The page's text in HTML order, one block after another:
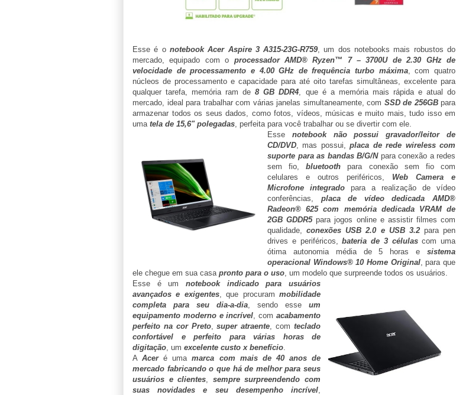
Esse é o notebook Acer Aspire 3 A315-23G-R759, um dos notebooks mais robustos do
mercado, equipado com o processador AMD® Ryzen™ 7 – 3700U de 2.30 GHz de
velocidade de processamento e 4.00 GHz de frequência turbo máxima, com quatro
núcleos de processamento e capacidade para até oito tarefas simultâneas, excelente para
qualquer tarefa, memória ram de8 GB DDR4, que é a memória mais rápida e atual do
mercado, ideal para trabalhar com várias janelas simultaneamente, com SSD de 256GBpara
armazenar todos os seus dados, como fotos, vídeos, músicas e muito mais, tudo isso em
uma tela de 15,6" polegadas, perfeita para você trabalhar ou se divertir com ele.
Esse notebook não possui gravador/leitor de
CD/DVD, mas possui,placa de rede wireless com
suporte para as bandas B/G/Npara conexão a redes
sem fio,bluetooth para conexão sem fio com
celulares e outros periféricos, Web Camera e
Microfone integrado para a realização de vídeo
conferências, placa de vídeo dedicada AMD®
Radeon® 625 com memória dedicada VRAM de
2GB GDDR5para jogos online e assistir filmes com
qualidade,conexões USB 2.0 e USB 3.2para pen
drives e periféricos,bateria de 3 célulascom uma
ótima autonomia média de 5 horas e sistema
operacional Windows® 10 Home Original, para que
ele chegue em sua casa pronto para o uso, um modelo que surpreende todos os usuários.
Esse é um notebook indicado para usuários
avançados e exigentes, que procurammobilidade
completa para seu dia-a-dia, sendo esse um
equipamento moderno e incrível, comacabamento
perfeito na cor Preto,super atraente, comteclado
confortável e perfeito para várias horas de
digitação, um excelente custo x benefício.
AAceré umamarca com mais de 40 anos de
mercado fabricando o que há de melhor para seus
usuários e clientes, sempre surpreendendo com
suas novidades e seu desempenho incrível,